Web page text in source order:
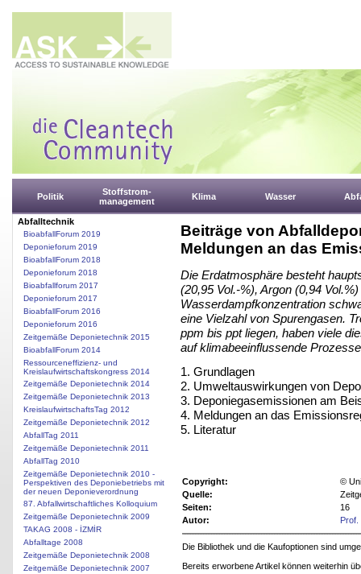
Politik
Stoffstrom-
management
Klima Wasser
Abfalltechnik
BioabfallForum 2019
Deponieforum 2019
BioabfallForum 2018
Deponieforum 2018
Bioabfallforum 2017
Deponieforum 2017
BioabfallForum 2016
Deponieforum 2016
Zeitgemäße Deponietechnik 2015
BioabfallForum 2014
Ressourceneffizienz- und
Kreislaufwirtschaftskongress 2014
Zeitgemäße Deponietechnik 2014
Zeitgemäße Deponietechnik 2013
KreislaufwirtschaftsTag 2012
Zeitgemäße Deponietechnik 2012
AbfallTag 2011
Zeitgemäße Deponietechnik 2011
AbfallTag 2010
Zeitgemäße Deponietechnik 2010 -
Perspektiven des Deponiebetriebs mit
der neuen Deponieverordnung
87. Abfallwirtschaftliches Kolloquium
Zeitgemäße Deponietechnik 2009
TAKAG 2008 - İZMİR
Abfalltage 2008
Zeitgemäße Deponietechnik 2008
Zeitgemäße Deponietechnik 2007
Beiträge von
Meldungen an das
Die Erdatmosphäre besteht
(20,95 Vol.-%), Argon (0,94
Wasserdampfkonzentration
eine Vielzahl von Spurengasen.
ppm bis ppt liegen, haben viele
auf klimabeeinflussende
1. Grundlagen
2. Umweltauswirkungen von
3. Deponiegasemissionen am
4. Meldungen an das
5. Literatur
Copyright:
©
Quelle:
Seiten:
16
Autor:
Die Bibliothek und die Kaufoptionen sind
Bereits erworbene Artikel können weiterhin